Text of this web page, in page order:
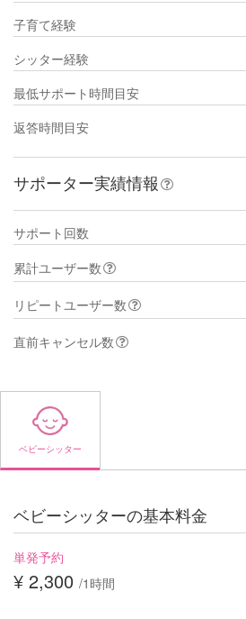
子育て経験
シッター経験
最低サポート時間目安
返答時間目安
サポーター実績情報
サポート回数
累計ユーザー数
リピートユーザー数
直前キャンセル数
ベビーシッター
ベビーシッターの基本料金
単発予約
¥ 2,300 /1時間